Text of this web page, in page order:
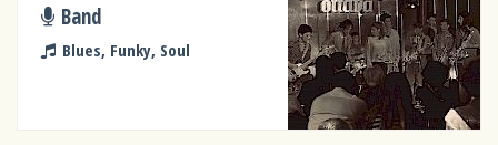
Band
Blues, Funky, Soul